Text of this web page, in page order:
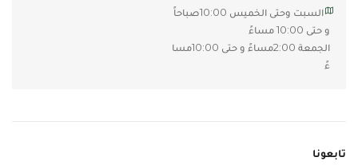
و حتى 10:00 مساءً
الجمعة 2:00مساءً و حتى 10:00مسا
ءً
تابعونا